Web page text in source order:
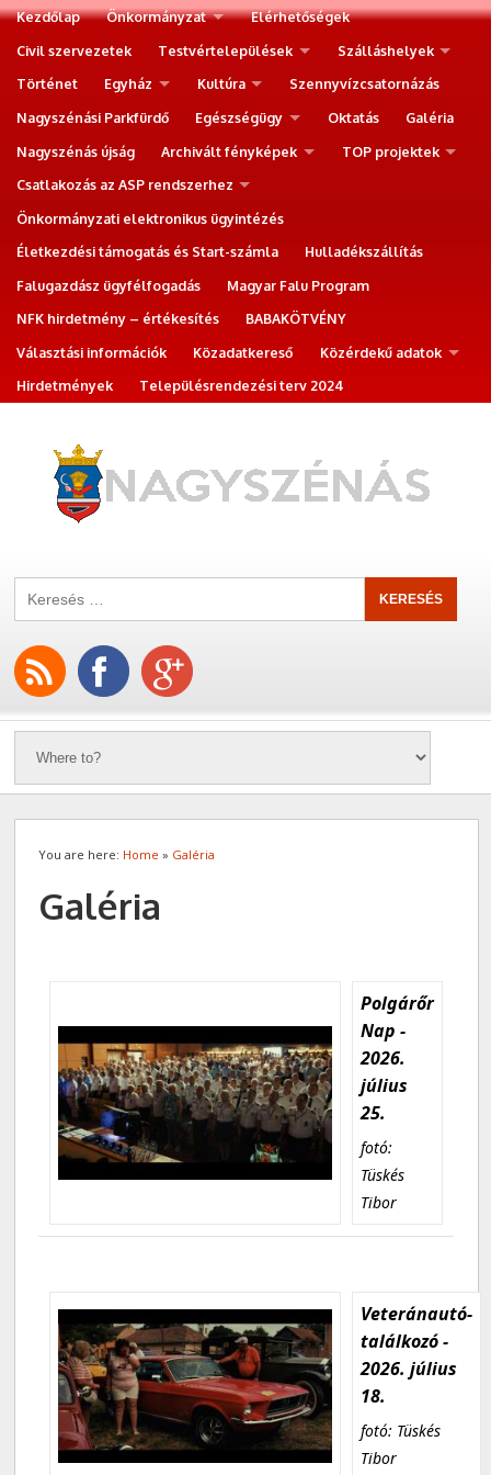
Kezdőlap Önkormányzat
Elérhetőségek
Civil szervezetek
Testvértelepülések
Szálláshelyek
Történet
Egyház Kultúra
Szennyvízcsatornázás
Nagyszénási Parkfürdő
Egészségügy Oktatás
Galéria
Nagyszénás újság
Archivált fényképek
TOP projektek
Csatlakozás az ASP rendszerhez
Önkormányzati elektronikus ügyintézés
Életkezdési támogatás és Start-számla
Hulladékszállítás
Falugazdász ügyfélfogadás
Magyar Falu Program
NFK hirdetmény – értékesítés
BABAKÖTVÉNY
Választási információk
Közadatkereső
Közérdekű adatok
Hirdetmények
Településrendezési terv 2024
You are here: Home » Galéria
Galéria
Polgárőr
Nap -
2026.
július
25.
fotó:
Tüskés
Tibor
Veteránautó-
találkozó -
2026. július
18.
fotó: Tüskés
Tibor